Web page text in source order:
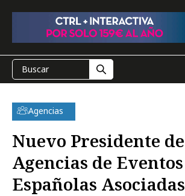
Agencias
Nuevo Presidente de
Agencias de Eventos
Españolas Asociadas